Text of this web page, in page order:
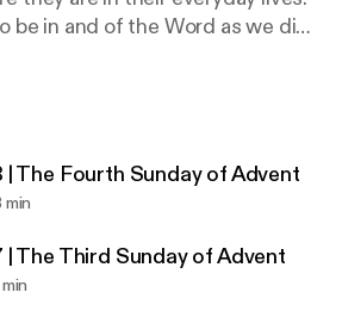
be in and of the Word as we dive
and meditating on His
minds, and our lives will bring
made us. In His image, we
we are called to live. May
on this great adventure as
| The Fourth Sunday of Advent
min
| The Third Sunday of Advent